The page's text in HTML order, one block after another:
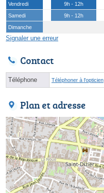
Vendredi
9h - 12h
Samedi
9h - 12h
Dimanche
Signaler une erreur
Contact
Téléphone Téléphoner à l'opticien
Plan et adresse